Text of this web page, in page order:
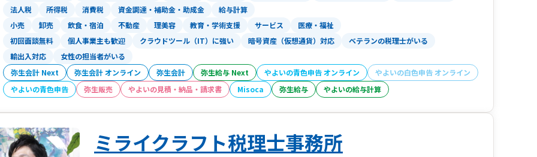
【社長・経理の方の負担軽減】
■ダイレクト納付導入のお手伝いをし、納税のために銀行で並ぶ時間をなくします。
■完全オンライン対応を得意としております。メールでの連絡が主ですので、本業に専
念できます。日中は電話に出られない医業の方・副業の方などに好評です。
■弥生会計オンライン（法人）、やよいの青色申告オンライン（個人事業主）の導入を
お勧めし、自動仕訳ができるようにお手伝いすることにより貴社の手作業を軽減。
社が仕訳に悩む時間はありません。
本業に専念したいけれど、会計業務に時間をとられて困っている方、
法人税
所得税 消費税 資金調達・補助金・助成金
給与計算
小売
卸売 飲食・宿泊 不動産 理美容 教育・学術支援 サービス
医療・福祉
初回面談無料
個人事業主も歓迎 クラウドツール（IT）に強い 暗号資産（仮想通貨）対応
ベテランの税理士がいる
輸出入対応
女性の担当者がいる
弥生会計 Next
弥生会計 オンライン 弥生会計 弥生給与 Next やよいの青色申告 オンライン
やよいの白色申告 オンライン
やよいの青色申告
弥生販売 やよいの見積・納品・請求書 Misoca 弥生給与 やよいの給与計算
ミライクラフト税理士事務所